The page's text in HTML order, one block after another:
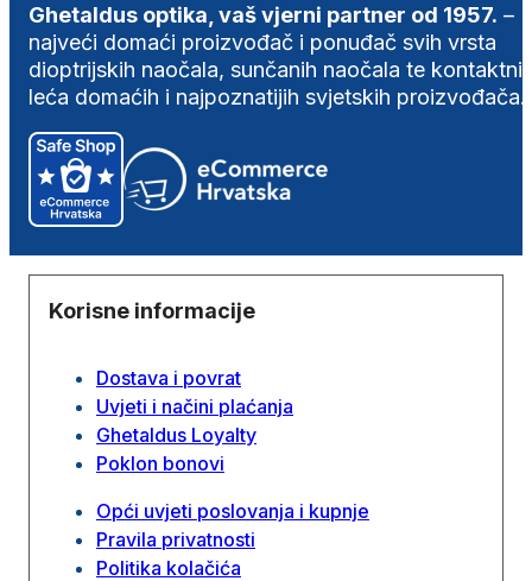
Ghetaldus optika, vaš vjerni partner od 1957. –
najveći domaći proizvođač i ponuđač svih vrsta
dioptrijskih naočala, sunčanih naočala te
leća domaćih i najpoznatijih svjetskih proizvođača.
Korisne informacije
Dostava i povrat
Uvjeti i načini plaćanja
Ghetaldus Loyalty
Poklon bonovi
Opći uvjeti poslovanja i kupnje
Pravila privatnosti
Politika kolačića